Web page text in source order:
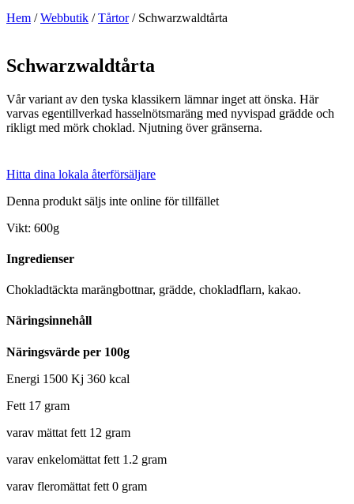
Hem /Webbutik /Tårtor/ Schwarzwaldtårta
Schwarzwaldtårta
Vår variant av den tyska klassikern lämnar inget att önska. Här
varvas egentillverkad hasselnötsmaräng med nyvispad grädde och
rikligt med mörk choklad. Njutning över gränserna.
Hitta dina lokala återförsäljare
Denna produkt säljs inte online för tillfället
Vikt: 600g
Ingredienser
Chokladtäckta marängbottnar, grädde, chokladflarn, kakao.
Näringsinnehåll
Näringsvärde per 100g
Energi 1500 Kj 360 kcal
Fett 17 gram
varav mättat fett 12 gram
varav enkelomättat fett 1.2 gram
varav fleromättat fett 0 gram